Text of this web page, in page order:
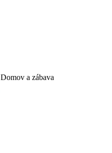
Domov a zábava